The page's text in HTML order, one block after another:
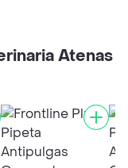
Atenas